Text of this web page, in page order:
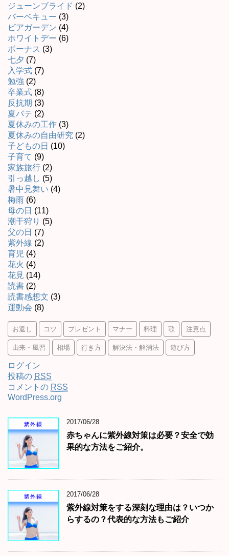
ジューンブライド (2)
バーベキュー (3)
ビアガーデン (4)
ホワイトデー (6)
ボーナス (3)
七夕 (7)
入学式 (7)
勉強 (2)
卒業式 (8)
反抗期 (3)
夏バテ (2)
夏休みの工作 (3)
夏休みの自由研究 (2)
子どもの日 (10)
子育て (9)
家族旅行 (2)
引っ越し (5)
暑中見舞い (4)
梅雨 (6)
母の日 (11)
潮干狩り (5)
父の日 (7)
紫外線 (2)
育児 (4)
花火 (4)
花見 (14)
読書 (2)
読書感想文 (3)
運動会 (8)
お返し コツ プレゼント マナー 料理 歌 注意点
由来・風習 相場 行き方 解決法・解消法 遊び方
ログイン
投稿の RSS
コメントの RSS
WordPress.org
2017/06/28
赤ちゃんに紫外線対策は必要？安全で効
果的な方法をご紹介。
2017/06/28
紫外線対策をする深刻な理由は？いつか
らするの？代表的な方法もご紹介